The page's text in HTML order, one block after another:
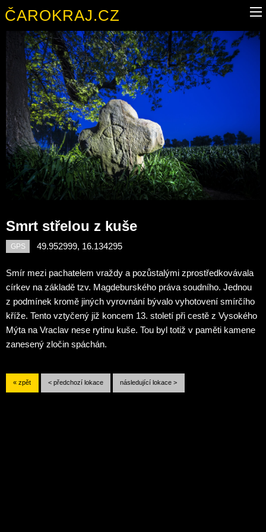
ČAROKRAJ.CZ
Smrt střelou z kuše
GPS 49.952999, 16.134295
Smír mezi pachatelem vraždy a pozůstalými zprostředkovávala
církev na základě tzv. Magdeburského práva soudního. Jednou
z podmínek kromě jiných vyrovnání bývalo vyhotovení smírčího
kříže. Tento vztyčený již koncem 13. století při cestě z Vysokého
Mýta na Vraclav nese rytinu kuše. Tou byl totiž v paměti kamene
zanesený zločin spáchán.
« zpět < předchozí lokace následující lokace >